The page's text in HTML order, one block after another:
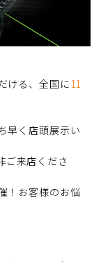
ける、全国に 11
早く店頭展示い
ご来店くださ
！お客様のお悩